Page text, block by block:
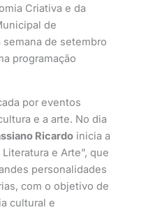
Criativa e da
de
de setembro
programação
por eventos
e a arte. No dia
Ricardo inicia a
e Arte”, que
personalidades
com o objetivo de
cultural e